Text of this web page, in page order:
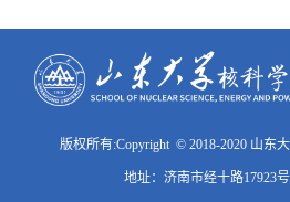
版权所有:Copyright © 2018-2020 山东
地址：济南市经十路17923